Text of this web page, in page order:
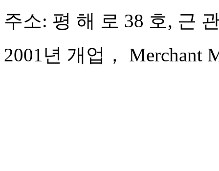
주소: 평 해 로 38 호, 근
2001년 개업， Merchant